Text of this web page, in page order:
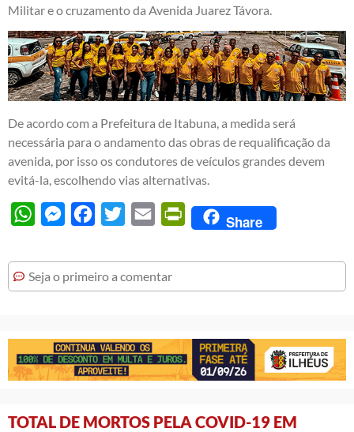
Militar e o cruzamento da Avenida Juarez Távora.
De acordo com a Prefeitura de Itabuna, a medida será
necessária para o andamento das obras de requalificação da
avenida, por isso os condutores de veículos grandes devem
evitá-la, escolhendo vias alternativas.
WhatsAppMessengerFacebook
Twitter Email PrintFriendly
Share
Seja o primeiro a comentar
TOTAL DE MORTOS PELA COVID-19 EM